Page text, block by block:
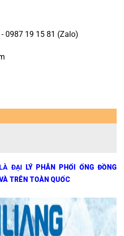
0987 19 15 81 (Zalo)
ĐẠI LÝ PHÂN PHỐI ỐNG ĐỒNG
TRÊN TOÀN QUỐC